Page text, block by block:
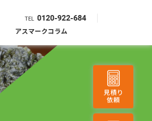
TEL
アスマークコラム
見積り
依頼